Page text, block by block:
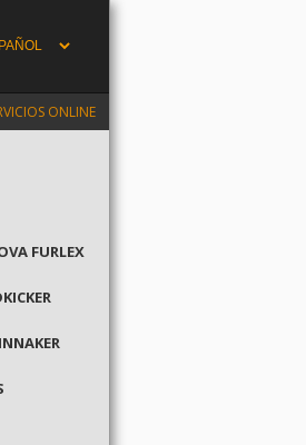
ONLINE
FURLEX